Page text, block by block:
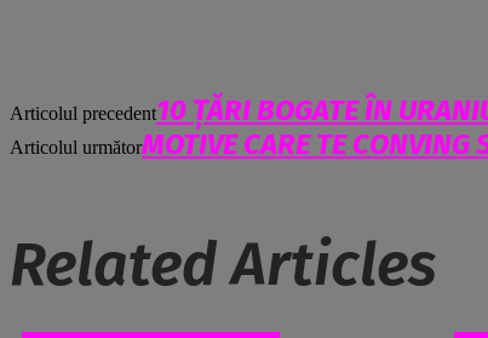
Articolul precedent10 ȚĂRI BOGATE ÎN
Articolul următorMOTIVE CARE TE CONVING
Related Articles